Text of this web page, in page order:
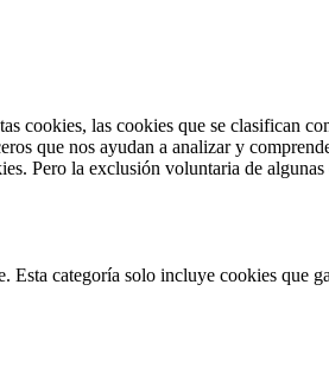
las cookies que se clasifican
que nos ayudan a analizar y
Pero la exclusión voluntaria de
categoría solo incluye cookies que